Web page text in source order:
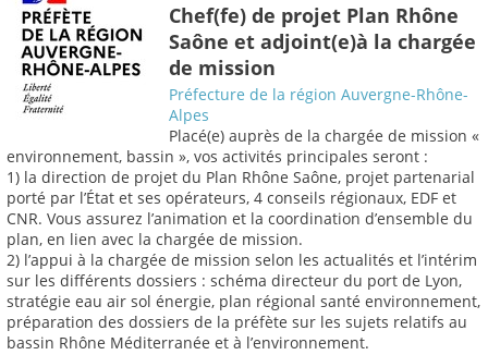
Chef(fe) de projet Plan Rhône
Saône et adjoint(e)à la chargée
de mission
Préfecture de la région Auvergne-Rhône-
Alpes
Placé(e) auprès de la chargée de mission «
environnement, bassin », vos activités principales seront :
1) la direction de projet du Plan Rhône Saône, projet partenarial
porté par l’État et ses opérateurs, 4 conseils régionaux, EDF et
CNR. Vous assurez l’animation et la coordination d’ensemble du
plan, en lien avec la chargée de mission.
2) l’appui à la chargée de mission selon les actualités et l’intérim
sur les différents dossiers : schéma directeur du port de Lyon,
stratégie eau air sol énergie, plan régional santé environnement,
préparation des dossiers de la préfète sur les sujets relatifs au
bassin Rhône Méditerranée et à l’environnement.